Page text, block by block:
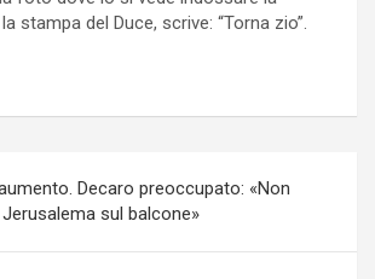
stampa del Duce, scrive: “Torna zio”.
Decaro preoccupato: «Non
sul balcone»